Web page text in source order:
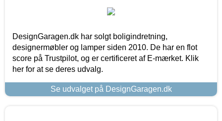
DesignGaragen.dk har solgt boligindretning,
designermøbler og lamper siden 2010. De har en flot
score på Trustpilot, og er certificeret af E-mærket. Klik
her for at se deres udvalg.
Se udvalget på DesignGaragen.dk